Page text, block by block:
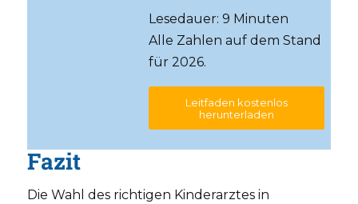
Lesedauer: 9 Minuten
Alle Zahlen auf dem Stand
für 2026.
Leitfaden kostenlos
herunterladen
Fazit
Die Wahl des richtigen Kinderarztes in